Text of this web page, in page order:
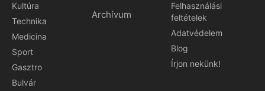
Kultúra
Technika
Medicina
Sport
Gasztro
Bulvár
Archívum
Felhasználási
feltételek
Adatvédelem
Blog
Írjon nekünk!